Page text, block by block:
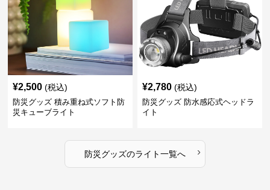
¥2,500 (税込)
防災グッズ 積み重ね式ソフト防
災キューブライト
¥2,780 (税込)
防災グッズ 防水感応式ヘッドラ
イト
防災グッズのライト一覧へ ›